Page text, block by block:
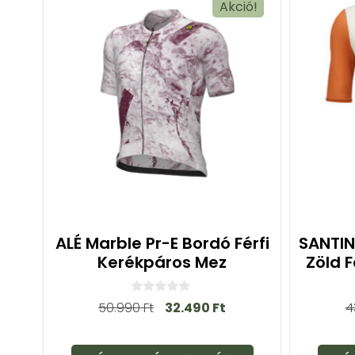
Akció!
ALÉ Marble Pr-E Bordó Férfi
Kerékpáros Mez
0
a
-
50.990Ft 32.490 Ft
Zöld